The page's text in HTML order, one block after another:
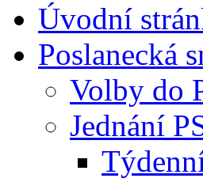
Úvodní
Poslanecká
Volby do
Jednání